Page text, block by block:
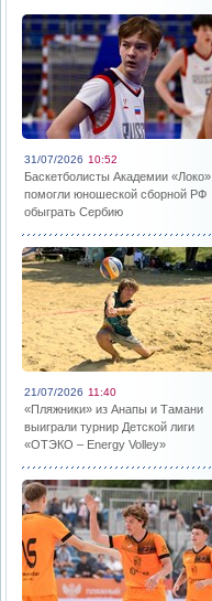
31/07/2026 10:52
Баскетболисты Академии «Локо»
помогли юношеской сборной РФ
обыграть Сербию
21/07/2026 11:40
«Пляжники» из Анапы и Тамани
выиграли турнир Детской лиги
«ОТЭКО – Energy Volley»